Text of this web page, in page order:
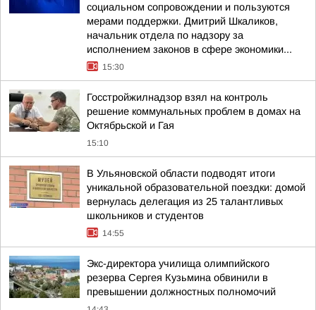
социальном сопровождении и пользуются
мерами поддержки. Дмитрий Шкаликов,
начальник отдела по надзору за
исполнением законов в сфере экономики...
15:30
Госстройжилнадзор взял на контроль
решение коммунальных проблем в домах на
Октябрьской и Гая
15:10
В Ульяновской области подводят итоги
уникальной образовательной поездки: домой
вернулась делегация из 25 талантливых
школьников и студентов
14:55
Экс-директора училища олимпийского
резерва Сергея Кузьмина обвинили в
превышении должностных полномочий